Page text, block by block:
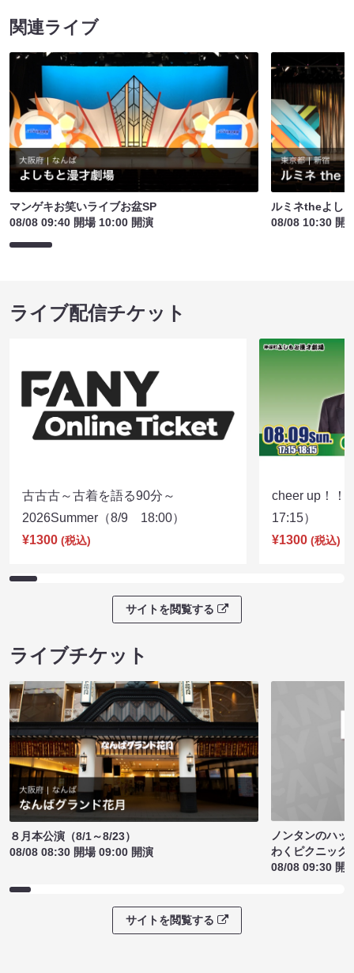
関連ライブ
マンゲキお笑いライブお盆SP
08/08 09:40 開場 10:00 開演
ルミネtheよし
08/08 10:30 開
ライブ配信チケット
古古古～古着を語る90分～
2026Summer（8/9 18:00）
¥1300 (税込)
cheer up！
17:15）
¥1300 (税込)
サイトを閲覧する
ライブチケット
８月本公演（8/1～8/23）
08/08 08:30 開場 09:00 開演
ノンタンのハッ
わくピクニック
08/08 09:30 開
サイトを閲覧する